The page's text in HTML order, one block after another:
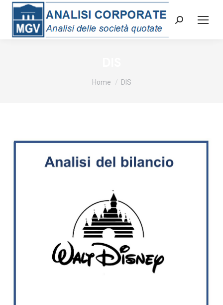
Cerca:
Tu sei qui:
Home DIS